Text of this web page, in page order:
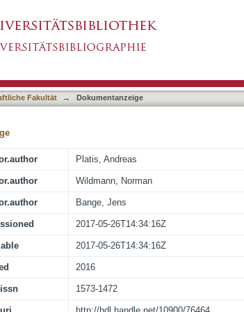
Influence of Atmospheric
Fakultät → Dokumentanzeige
Platis, Andreas
Wildmann, Norman
Bange, Jens
2017-05-26T14:34:16Z
2017-05-26T14:34:16Z
2016
1573-1472